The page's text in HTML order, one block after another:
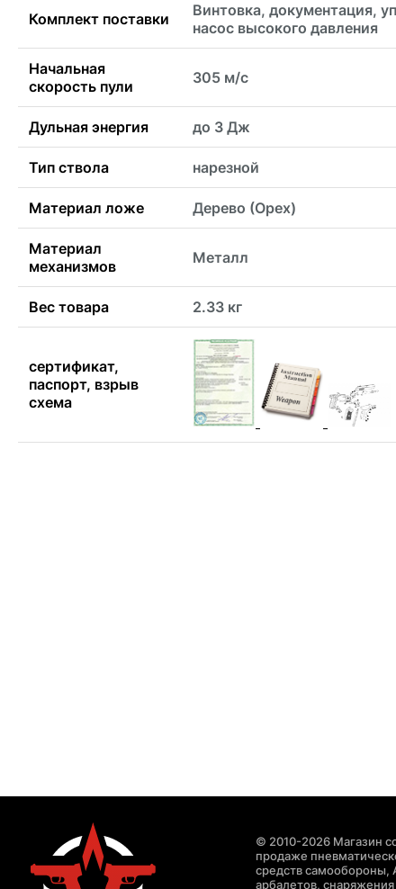
Комплект поставки
Винтовка, документация,
насос высокого давления
Начальная
скорость пули
305 м/с
Дульная энергия до 3 Дж
Тип ствола нарезной
Материал ложе Дерево (Орех)
Материал
механизмов
Металл
Вес товара 2.33 кг
сертификат,
паспорт, взрыв
схема
© 2010-2026 Магазин
продаже
средств самообороны,
арбалетов,